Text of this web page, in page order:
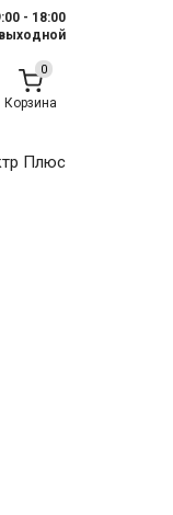
- 18:00
Корзина
Плюс